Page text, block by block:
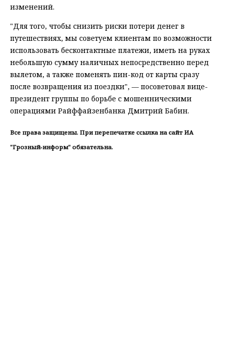
изменений.
"Для того, чтобы снизить риски потери денег в
путешествиях, мы советуем клиентам по возможности
использовать бесконтактные платежи, иметь на руках
небольшую сумму наличных непосредственно перед
вылетом, а также поменять пин-код от карты сразу
после возвращения из поездки", — посоветовал вице-
президент группы по борьбе с мошенническими
операциями Райффайзенбанка Дмитрий Бабин.
Все права защищены. При перепечатке ссылка на сайт ИА
"Грозный-информ" обязательна.